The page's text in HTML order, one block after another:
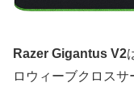
Razer Gigantus V2
ロウィーブクロス